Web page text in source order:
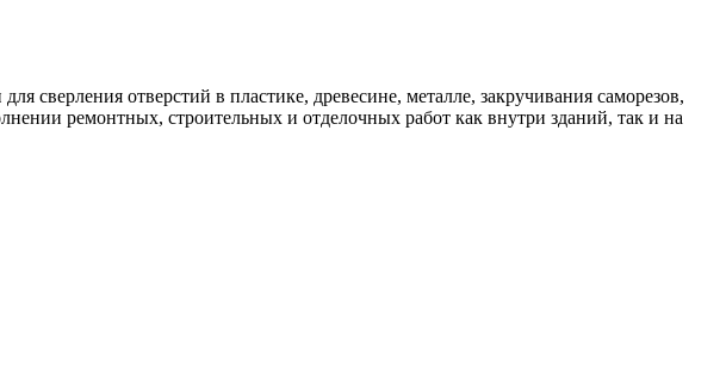
отверстий в пластике, древесине, металле, закручивания саморезов,
ремонтных, строительных и отделочных работ как внутри зданий, так и на